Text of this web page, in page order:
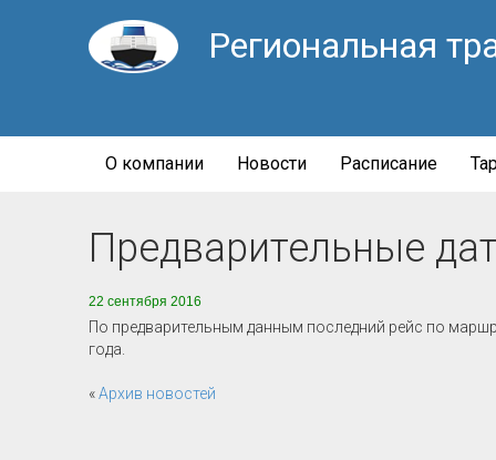
Региональная
О компании Новости Расписание
Предварительные
22 сентября 2016
По предварительным данным последний рейс по
года.
«Архив новостей